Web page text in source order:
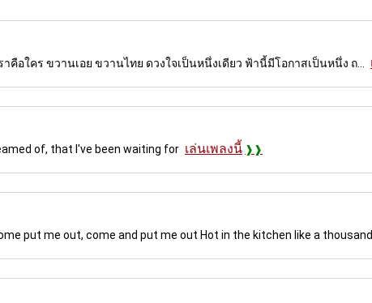
อใคร ขวานเอย ขวานไทย ดวงใจเป็นหนึ่งเดียว ฟ้านี้มีโอกาสเป็นหนึ่ง ถ...
of, that I've been waiting for เล่นเพลงนี้
put me out, come and put me out Hot in the kitchen like a